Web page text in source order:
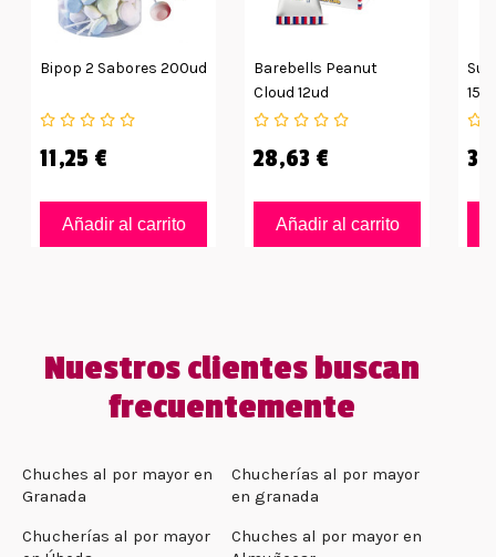
Bipop 2 Sabores 200ud
11,25 €
Añadir al carrito
Barebells Peanut
Cloud 12ud
28,63 €
Añadir al carrito
Nuestros clientes buscan
frecuentemente
Chuches al por mayor en
Granada
Chucherías al por mayor
en granada
Chucherías al por mayor
Chuches al por mayor en